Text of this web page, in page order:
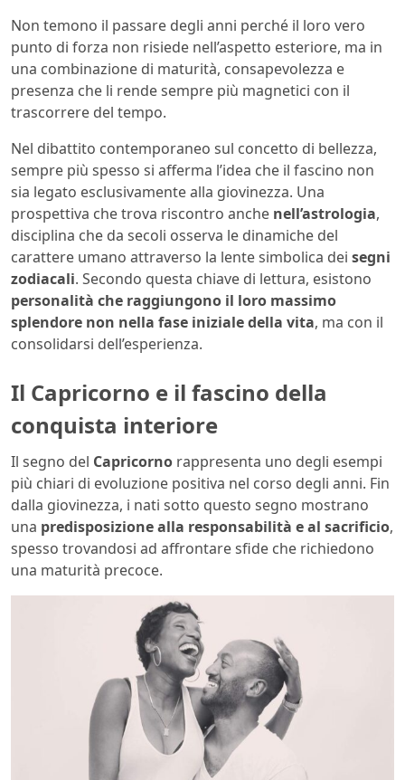
Non temono il passare degli anni perché il loro vero
punto di forza non risiede nell’aspetto esteriore, ma in
una combinazione di maturità, consapevolezza e
presenza che li rende sempre più magnetici con il
trascorrere del tempo.
Nel dibattito contemporaneo sul concetto di bellezza,
sempre più spesso si afferma l’idea che il fascino non
sia legato esclusivamente alla giovinezza. Una
prospettiva che trova riscontro anche nell’astrologia,
disciplina che da secoli osserva le dinamiche del
carattere umano attraverso la lente simbolica dei segni
zodiacali. Secondo questa chiave di lettura, esistono
personalità che raggiungono il loro massimo
splendore non nella fase iniziale della vita, ma con il
consolidarsi dell’esperienza.
Il Capricorno e il fascino della
conquista interiore
Il segno del Capricorno rappresenta uno degli esempi
più chiari di evoluzione positiva nel corso degli anni. Fin
dalla giovinezza, i nati sotto questo segno mostrano
una predisposizione alla responsabilità e al sacrificio,
spesso trovandosi ad affrontare sfide che richiedono
una maturità precoce.